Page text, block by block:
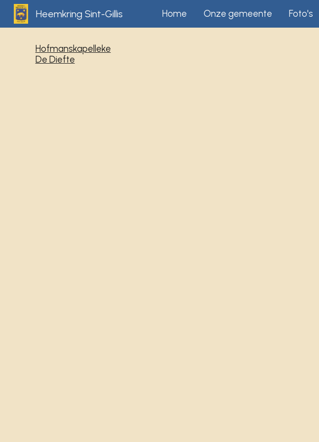
Skip to main content
Heemkring Sint-Gillis Home Onze gemeente Foto's
Hofmanskapelleke
De Diefte